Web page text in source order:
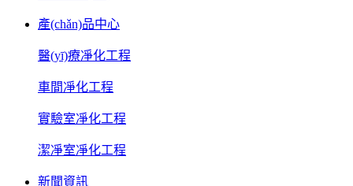
產(chǎn)品中心
醫(yī)療凈化工程
車間凈化工程
實驗室凈化工程
潔凈室凈化工程
新聞資訊